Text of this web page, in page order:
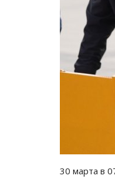
30 марта в